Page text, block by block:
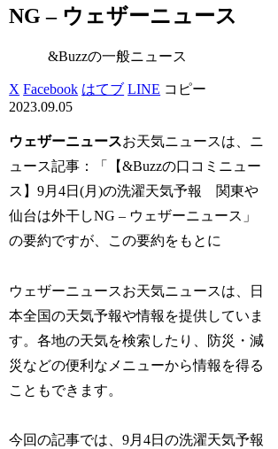
NG – ウェザーニュース
&Buzzの一般ニュース
X Facebook はてブ LINE コピー
2023.09.05
ウェザーニュースお天気ニュースは、ニ
ュース記事：「【&Buzzの口コミニュー
ス】9月4日(月)の洗濯天気予報 関東や
仙台は外干しNG – ウェザーニュース」
の要約ですが、この要約をもとに
ウェザーニュースお天気ニュースは、日
本全国の天気予報や情報を提供していま
す。各地の天気を検索したり、防災・減
災などの便利なメニューから情報を得る
こともできます。
今回の記事では、9月4日の洗濯天気予報